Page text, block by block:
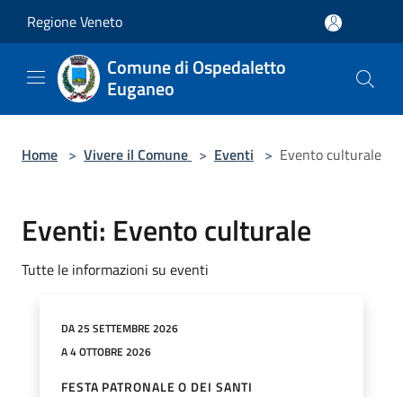
Regione Veneto
Comune di Ospedaletto
Euganeo
Home > Vivere il Comune > Eventi > Evento culturale
Eventi: Evento culturale
Tutte le informazioni su eventi
DA 25 SETTEMBRE 2026
A 4 OTTOBRE 2026
FESTA PATRONALE O DEI SANTI